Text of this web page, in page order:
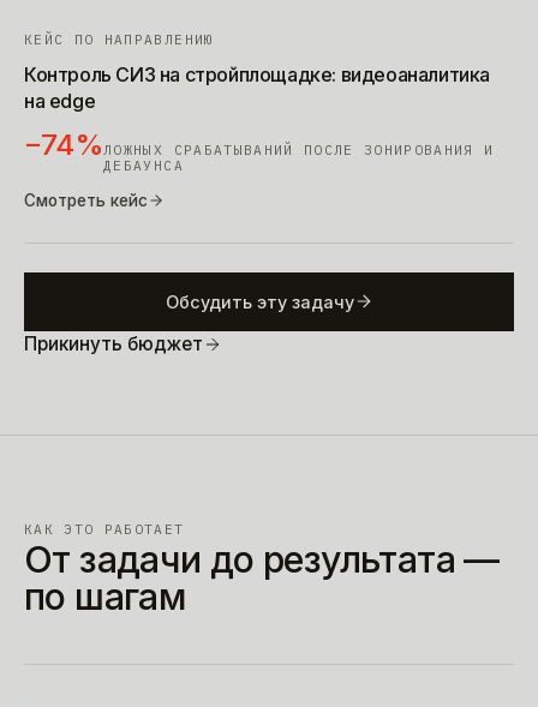
КЕЙС ПО НАПРАВЛЕНИЮ
Контроль СИЗ на стройплощадке: видеоаналитика
на edge
−74% ЛОЖНЫХ СРАБАТЫВАНИЙ ПОСЛЕ ЗОНИРОВАНИЯ И
ДЕБАУНСА
Смотреть кейс
Обсудить эту задачу
Прикинуть бюджет
КАК ЭТО РАБОТАЕТ
От задачи до результата —
по шагам